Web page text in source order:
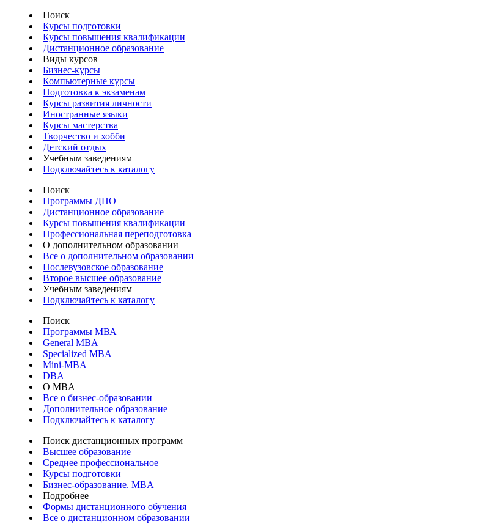
Поиск
Курсы подготовки
Курсы повышения квалификации
Дистанционное образование
Виды курсов
Бизнес-курсы
Компьютерные курсы
Подготовка к экзаменам
Курсы развития личности
Иностранные языки
Курсы мастерства
Творчество и хобби
Детский отдых
Учебным заведениям
Подключайтесь к каталогу
Поиск
Программы ДПО
Дистанционное образование
Курсы повышения квалификации
Профессиональная переподготовка
О дополнительном образовании
Все о дополнительном образовании
Послевузовское образование
Второе высшее образование
Учебным заведениям
Подключайтесь к каталогу
Поиск
Программы МВА
General MBA
Specialized MBA
Mini-MBA
DBA
О MBA
Все о бизнес-образовании
Дополнительное образование
Подключайтесь к каталогу
Поиск дистанционных программ
Высшее образование
Среднее профессиональное
Курсы подготовки
Бизнес-образование. MBA
Подробнее
Формы дистанционного обучения
Все о дистанционном образовании